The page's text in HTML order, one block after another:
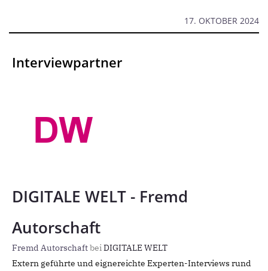
17. OKTOBER 2024
Interviewpartner
DIGITALE WELT - Fremd
Autorschaft
Fremd AutorschaftbeiDIGITALE WELT
Extern geführte und eignereichte Experten-Interviews rund